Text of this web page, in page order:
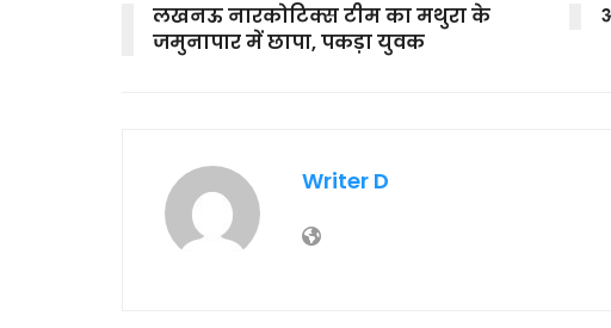
लखनऊ नारकोटिक्स टीम का मथुरा के
जमुनापार में छापा, पकड़ा युवक
Writer D